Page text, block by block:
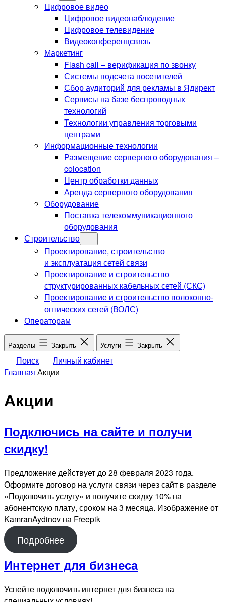
Цифровое видео
Цифровое видеонаблюдение
Цифровое телевидение
Видеоконференцсвязь
Маркетинг
Flash call – верификация по звонку
Системы подсчета посетителей
Сбор аудиторий для рекламы в Ядирект
Сервисы на базе беспроводных
технологий
Технологии управления торговыми
центрами
Информационные технологии
Размещение серверного оборудования –
colocation
Центр обработки данных
Аренда серверного оборудования
Оборудование
Поставка телекоммуникационного
оборудования
Строительство
Проектирование, строительство
и эксплуатация сетей связи
Проектирование и строительство
структурированных кабельных сетей (СКС)
Проектирование и строительство волоконно-
оптических сетей (ВОЛС)
Операторам
Разделы Закрыть Услуги Закрыть
Поиск
Личный кабинет
Главная Акции
Акции
Подключись на сайте и получи
скидку!
Предложение действует до 28 февраля 2023 года.
Оформите договор на услуги связи через сайт в разделе
«Подключить услугу» и получите скидку 10% на
абонентскую плату, сроком на 3 месяца. Изображение от
KamranAydinov на Freepik
Подробнее
Интернет для бизнеса
Успейте подключить интернет для бизнеса на